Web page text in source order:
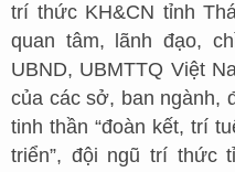
trí thức KH&CN tỉnh
quan tâm, lãnh đạo,
UBND, UBMTTQ Việt
của các sở, ban ngành,
tinh thần “đoàn kết, trí
triển”, đội ngũ trí thức